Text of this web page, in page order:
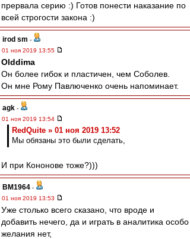
прервала серию :) Готов понести наказание по
всей строгости закона :)
irod sm -
01 ноя 2019 13:55
Olddima
Он более гибок и пластичен, чем Соболев.
Он мне Рому Павлюченко очень напоминает.
agk -
01 ноя 2019 13:54
RedQuite » 01 ноя 2019 13:52
Мы обязаны это были сделать,
И при Кононове тоже?)))
BM1964 -
01 ноя 2019 13:53
Уже столько всего сказано, что вроде и
добавить нечего, да и играть в аналитика особо
желания нет,